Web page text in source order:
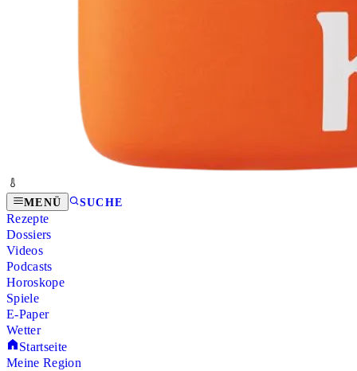
MENÜ SUCHE
Rezepte
Dossiers
Videos
Podcasts
Horoskope
Spiele
E-Paper
Wetter
Startseite
Meine Region